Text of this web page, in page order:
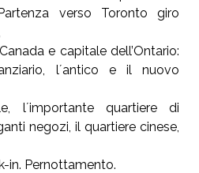
verso Toronto giro
e capitale dell’Ontario:
l´antico e il nuovo
l´importante quartiere di
negozi, il quartiere cinese,
in. Pernottamento.